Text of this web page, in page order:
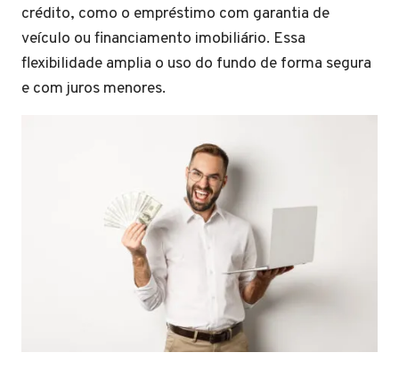
crédito, como o empréstimo com garantia de
veículo ou financiamento imobiliário. Essa
flexibilidade amplia o uso do fundo de forma segura
e com juros menores.